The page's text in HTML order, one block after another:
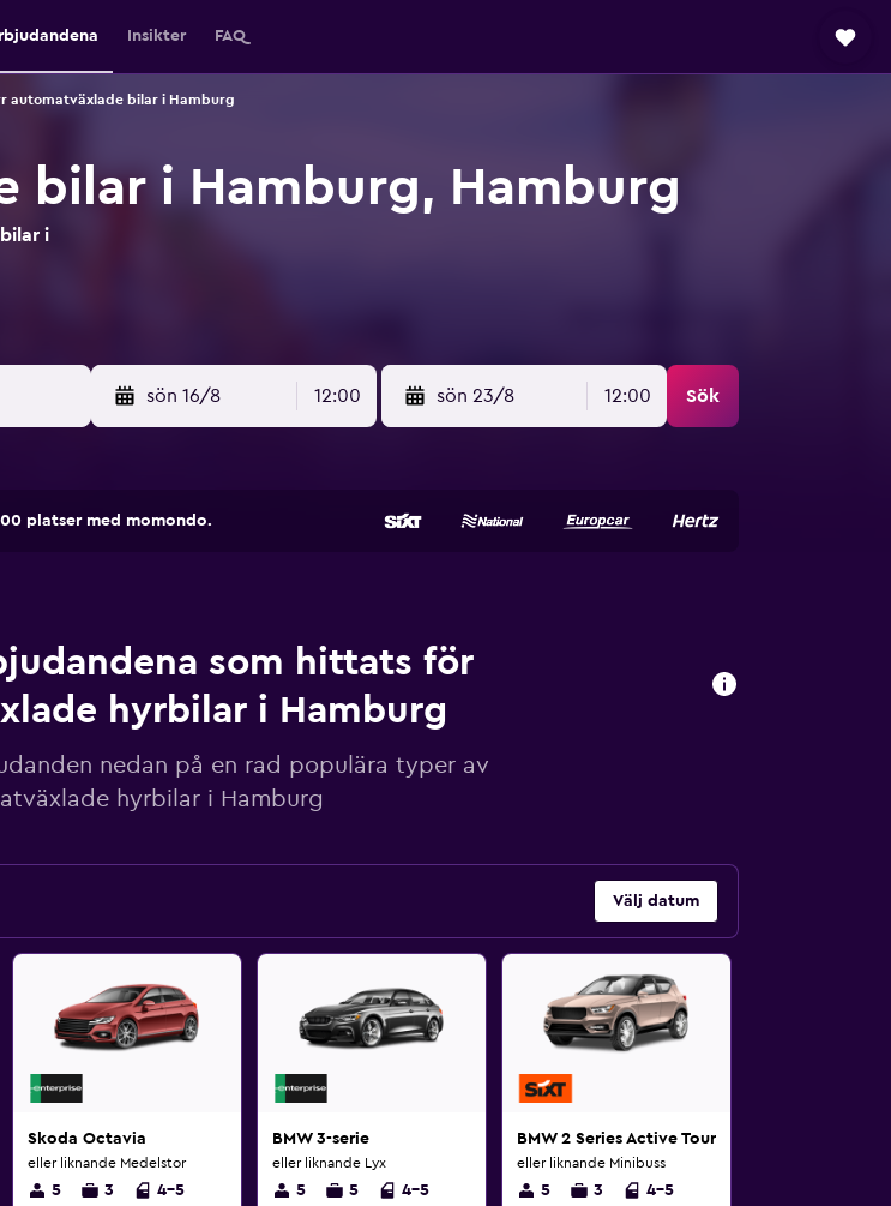
Insikter FAQ
automatväxlade bilar i Hamburg
bilar i Hamburg, Hamburg
i
sön 16/8 12:00 sön 23/8 12:00 Sök
platser med momondo.
som hittats för
hyrbilar i Hamburg
nedan på en rad populära typer av
hyrbilar i Hamburg
Välj datum
Skoda Octavia
eller liknande Medelstor
5 3 4-5
BMW 3-serie
eller liknande Lyx
5 5 4-5
BMW 2 Series Active Tourer
eller liknande Minibuss
5 3 4-5